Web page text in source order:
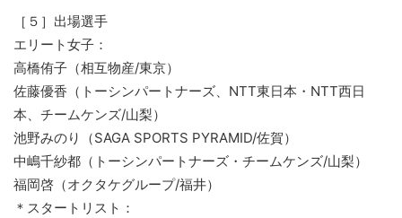
［５］出場選手
エリート女子：
高橋侑子（相互物産/東京）
佐藤優香（トーシンパートナーズ、NTT東日本・NTT西日
本、チームケンズ/山梨）
池野みのり（SAGA SPORTS PYRAMID/佐賀）
中嶋千紗都（トーシンパートナーズ・チームケンズ/山梨）
福岡啓（オクタケグループ/福井）
＊スタートリスト：